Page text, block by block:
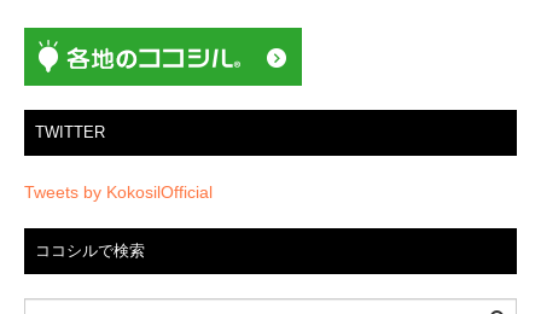
ン
TWITTER
Tweets by KokosilOfficial
ココシルで検索